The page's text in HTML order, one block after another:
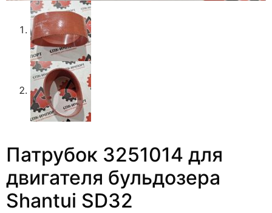
Патрубок 3251014 для
двигателя бульдозера
Shantui SD32